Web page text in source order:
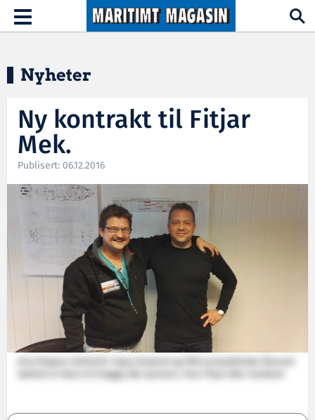
Hopp til hovedinnhold
Toggle
navigation
Nyheter
Ny kontrakt til Fitjar
Mek.
Publisert: 06.12.2016